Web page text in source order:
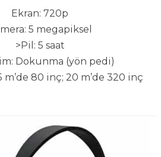
Ekran: 720p
5 megapiksel
>Pil: 5 saat
Dokunma (yön pedi)
m’de 80 inç; 20 m’de 320 inç